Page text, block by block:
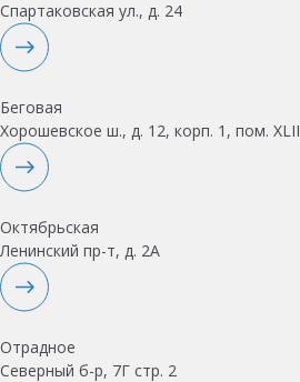
Спартаковская ул., д. 24
Беговая
Хорошевское ш., д. 12, корп. 1, пом. XLII
Октябрьская
Ленинский пр-т, д. 2А
Отрадное
Северный б-р, 7Г стр. 2